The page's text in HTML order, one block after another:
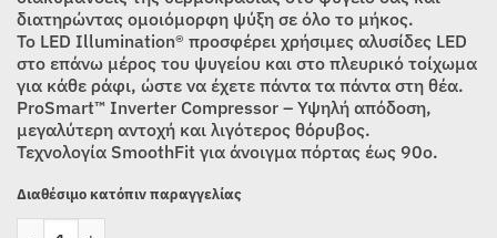
διατηρώντας ομοιόμορφη ψύξη σε όλο το μήκος.
Το LED Illumination® προσφέρει χρήσιμες αλυσίδες LED
στο επάνω μέρος του ψυγείου και στο πλευρικό τοίχωμα
για κάθε ράφι, ώστε να έχετε πάντα τα πάντα στη θέα.
ProSmart™ Inverter Compressor – Υψηλή απόδοση,
μεγαλύτερη αντοχή και λιγότερος θόρυβος.
Τεχνολογία SmoothFit για άνοιγμα πόρτας έως 90ο.
Διαθέσιμο κατόπιν παραγγελίας